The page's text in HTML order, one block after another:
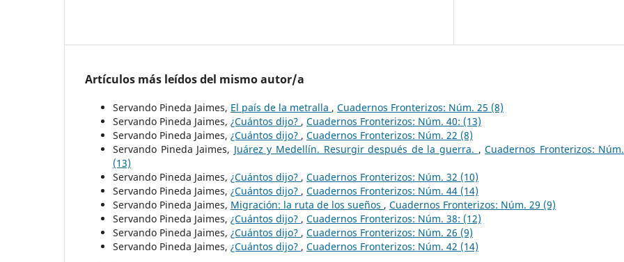
Artículos más leídos del mismo autor/a
Servando Pineda Jaimes, El país de la metralla , Cuadernos Fronterizos: Núm. 25 (8)
Servando Pineda Jaimes, ¿Cuántos dijo? , Cuadernos Fronterizos: Núm. 40: (13)
Servando Pineda Jaimes, ¿Cuántos dijo? , Cuadernos Fronterizos: Núm. 22 (8)
Servando Pineda Jaimes, Juárez y Medellín. Resurgir después de la guerra. ,Cuadernos Fronterizos:
(13)
Servando Pineda Jaimes, ¿Cuántos dijo? , Cuadernos Fronterizos: Núm. 32 (10)
Servando Pineda Jaimes, ¿Cuántos dijo? , Cuadernos Fronterizos: Núm. 44 (14)
Servando Pineda Jaimes, Migración: la ruta de los sueños , Cuadernos Fronterizos: Núm. 29 (9)
Servando Pineda Jaimes, ¿Cuántos dijo? , Cuadernos Fronterizos: Núm. 38: (12)
Servando Pineda Jaimes, ¿Cuántos dijo? , Cuadernos Fronterizos: Núm. 26 (9)
Servando Pineda Jaimes, ¿Cuántos dijo? , Cuadernos Fronterizos: Núm. 42 (14)